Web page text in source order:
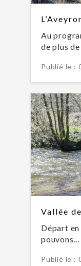
Au
de plus
Publié le :
Vallée
Départ en
pouvons...
Publié le :